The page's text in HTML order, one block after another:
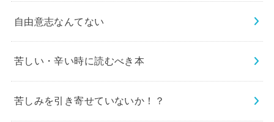
自由意志なんてない
苦しい・辛い時に読むべき本
苦しみを引き寄せていないか！？